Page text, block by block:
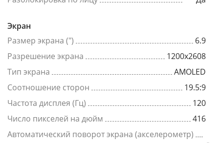
Экран
Размер экрана (")
6.9
Разрешение экрана
1200x2608
Тип экрана
AMOLED
Соотношение сторон
19.5:9
Частота дисплея (Гц)
120
Число пикселей на дюйм
416
Автоматический поворот экрана (акселерометр)